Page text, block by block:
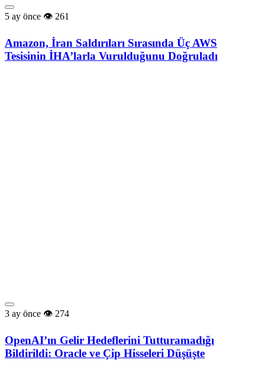
5 ay önce 261
Amazon, İran Saldırıları Sırasında Üç AWS
Tesisinin İHA’larla Vurulduğunu Doğruladı
3 ay önce 274
OpenAI’ın Gelir Hedeflerini Tutturamadığı
Bildirildi: Oracle ve Çip Hisseleri Düşüşte